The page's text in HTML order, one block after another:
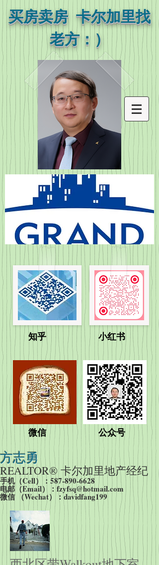
买房卖房 卡尔加里找
老方：）
​知乎​ 小红书
方志勇
REALTOR® 卡尔加里地产经纪
手机（Cell）：587-890-6628
​电邮（Email）： fzyfsq@hotmail.com
​微信 （Wechat）：davidfang199
微信 公众号